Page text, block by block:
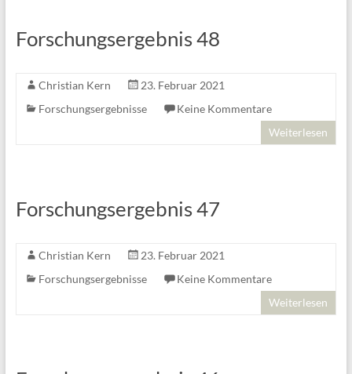
Forschungsergebnis 48
Christian Kern
23. Februar 2021
Forschungsergebnisse
Keine Kommentare
Weiterlesen
Forschungsergebnis 47
Christian Kern
23. Februar 2021
Forschungsergebnisse
Keine Kommentare
Weiterlesen